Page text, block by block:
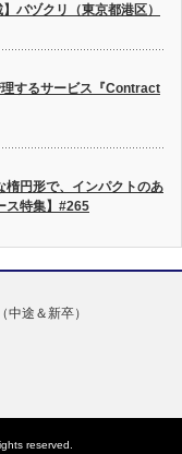
バヅクリ（東京都港区）
するサービス『Contract
楕円形で、インパクトのあ
ス特集】#265
中途＆新卒）
reserved.